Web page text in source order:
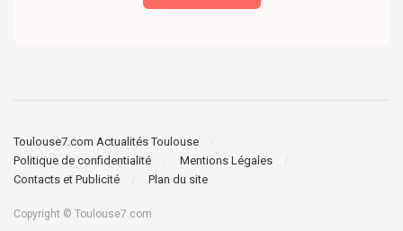
Toulouse7.com Actualités Toulouse
Politique de confidentialité
Mentions Légales
Contacts et Publicité
Plan du site
Copyright © Toulouse7.com